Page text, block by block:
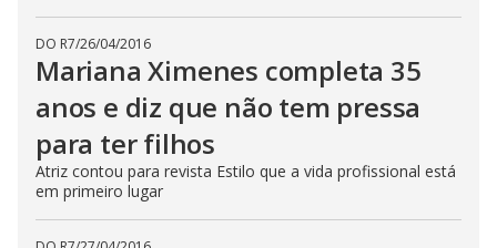
DO R7/26/04/2016
Mariana Ximenes completa 35
anos e diz que não tem pressa
para ter filhos
Atriz contou para revista Estilo que a vida profissional está
em primeiro lugar